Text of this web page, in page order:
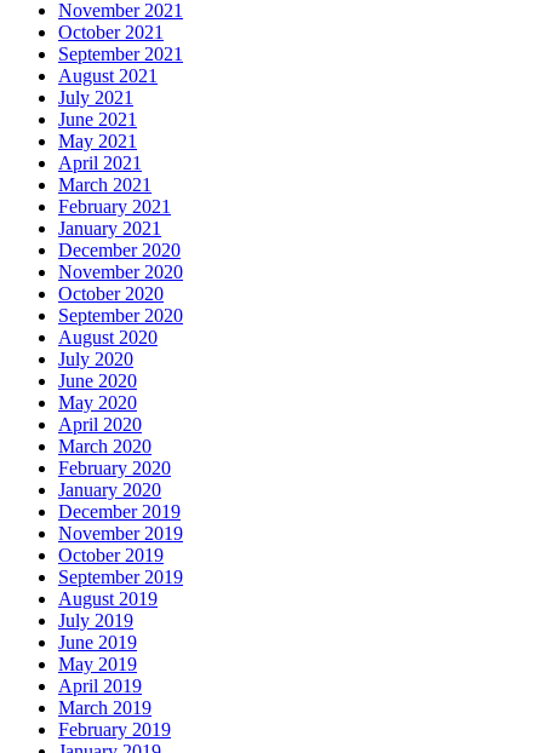
November 2021
October 2021
September 2021
August 2021
July 2021
June 2021
May 2021
April 2021
March 2021
February 2021
January 2021
December 2020
November 2020
October 2020
September 2020
August 2020
July 2020
June 2020
May 2020
April 2020
March 2020
February 2020
January 2020
December 2019
November 2019
October 2019
September 2019
August 2019
July 2019
June 2019
May 2019
April 2019
March 2019
February 2019